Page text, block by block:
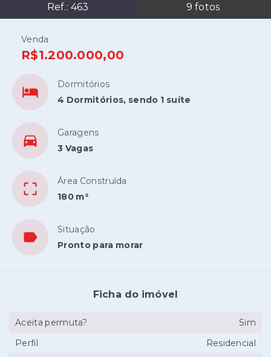
Ref.: 463 9 fotos
Venda
R$1.200.000,00
Dormitórios
4 Dormitórios, sendo 1 suíte
Garagens
3 Vagas
Área Construída
180 m²
Situação
Pronto para morar
Ficha do imóvel
Aceita permuta?
Sim
Perfil
Residencial